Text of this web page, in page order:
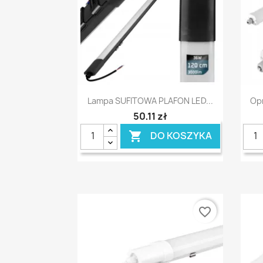
 Szybki podgląd
Lampa SUFITOWA PLAFON LED...
50,11 zł
 DO KOSZYKA
favorite_border